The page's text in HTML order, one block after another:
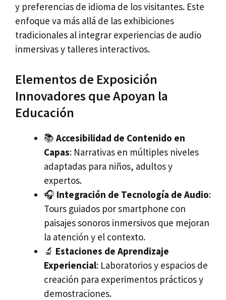
y preferencias de idioma de los visitantes. Este
enfoque va más allá de las exhibiciones
tradicionales al integrar experiencias de audio
inmersivas y talleres interactivos.
Elementos de Exposición
Innovadores que Apoyan la
Educación
📚 Accesibilidad de Contenido en
Capas: Narrativas en múltiples niveles
adaptadas para niños, adultos y
expertos.
🎧 Integración de Tecnología de Audio:
Tours guiados por smartphone con
paisajes sonoros inmersivos que mejoran
la atención y el contexto.
🔬 Estaciones de Aprendizaje
Experiencial: Laboratorios y espacios de
creación para experimentos prácticos y
demostraciones.